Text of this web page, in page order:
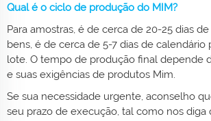
Qual é o ciclo de produção do MIM?
Para amostras, é de cerca de 20-25 dias
bens, é de cerca de 5-7 dias de calendário
lote. O tempo de produção final depende
e suas exigências de produtos Mim.
Se sua necessidade urgente, aconselho
seu prazo de execução, tal como nos diga